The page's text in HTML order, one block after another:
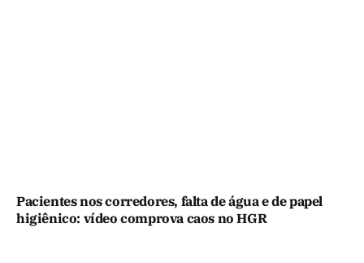
Pacientes nos corredores, falta de água e de papel
higiênico: vídeo comprova caos no HGR